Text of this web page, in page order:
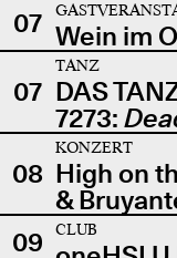
07 Wein im
07
TANZ
DAS
7273:
08
KONZERT
High on
&
09
CLUB